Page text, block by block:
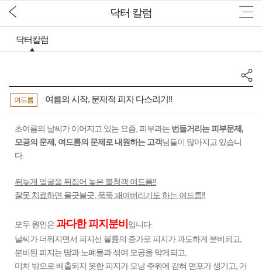
닥터 칼럼
닥터칼럼
여드름 여름의 시작, 문제적 피지 다스리기!!
초여름의 날씨가 이어지고 있는 요즘, 피부과는 번들거리는 피부문제,
모공의 문제, 여드름의 문제로 내원하는 고객님들이 많아지고 있습니
다.
뒤늦게 얼굴을 뒤집어 놓은 불청객 여드름!!
잘못 치료하면 울긋불긋, 푹푹 패여버리기도 하는 여드름!!
모두 원인은과다한 피지분비 입니다.
날씨가 더워지면서 피지선 볼륨의 증가로 피지가 과도하게 분비되고,
분비된 피지는 땀과 노폐물과 섞여 모공을 막게되고,
미처 밖으로 배출되지 못한 피지가 모낭 주위에 갇혀 면포가 생기고, 거